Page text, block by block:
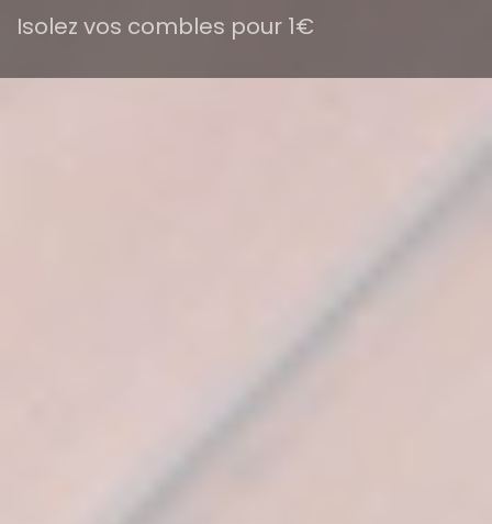
Isolez vos combles pour 1€